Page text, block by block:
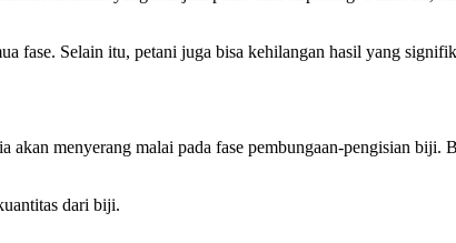
fase. Selain itu, petani juga bisa kehilangan hasil yang
menyerang malai pada fase pembungaan-pengisian biji.
dari biji.